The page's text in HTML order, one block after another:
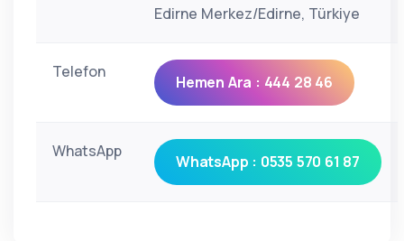
Edirne Merkez/Edirne, Türkiye
Telefon
Hemen Ara : 444 28 46
WhatsApp
WhatsApp : 0535 570 61 87